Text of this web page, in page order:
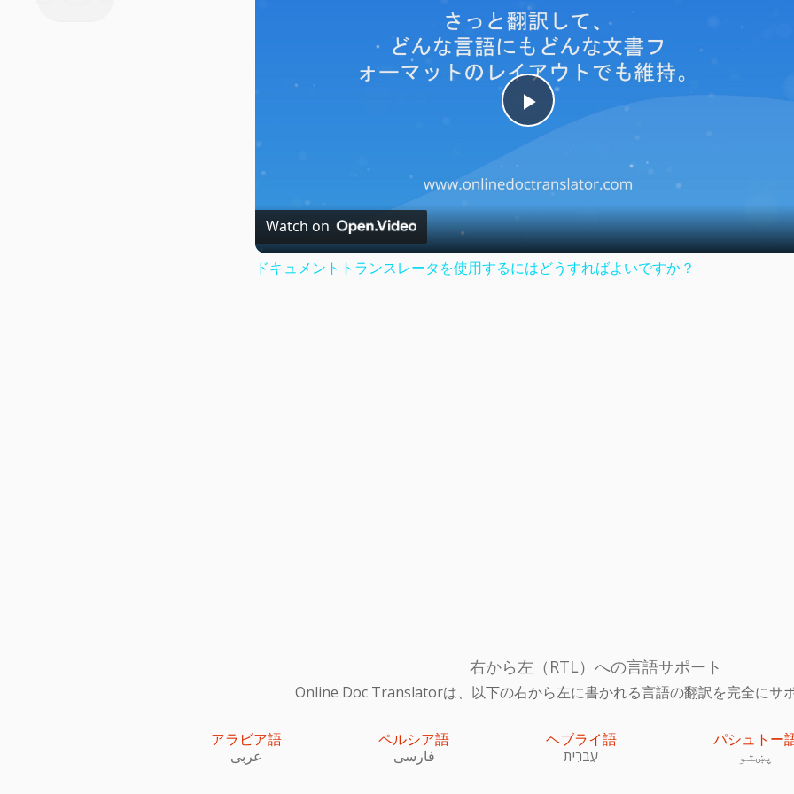
Play
Video
Watch on
ドキュメントトランスレータを使用するにはどうすればよいですか？
右から左（RTL）への言語サポート
Online Doc Translatorは、以下の右から左に書かれる言語の翻訳を完全にサ
アラビア語
عربى
ペルシア語
فارسی
ヘブライ語
עִברִית
パシュトー
پښتو